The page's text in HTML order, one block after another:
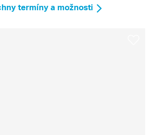
termíny a možnosti